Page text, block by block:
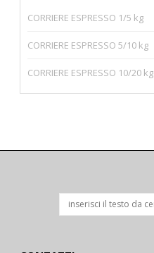
CORRIERE ESPRESSO 1/5 kg
CORRIERE ESPRESSO 5/10 kg
CORRIERE ESPRESSO 10/20 kg